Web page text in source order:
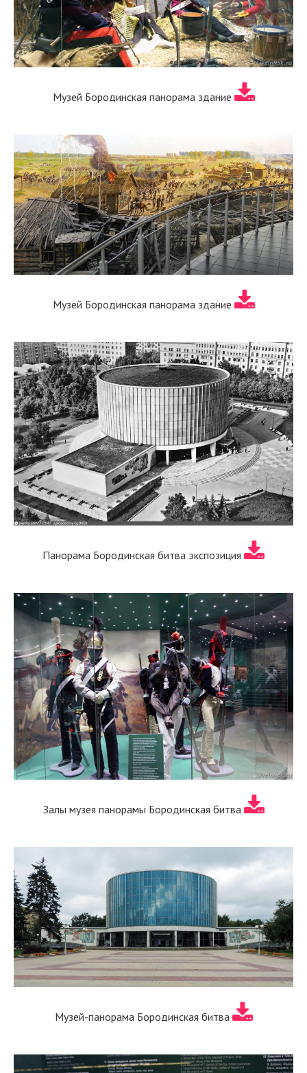
Музей Бородинская панорама здание
Музей Бородинская панорама здание
Панорама Бородинская битва экспозиция
Залы музея панорамы Бородинская битва
Музей-панорама Бородинская битва